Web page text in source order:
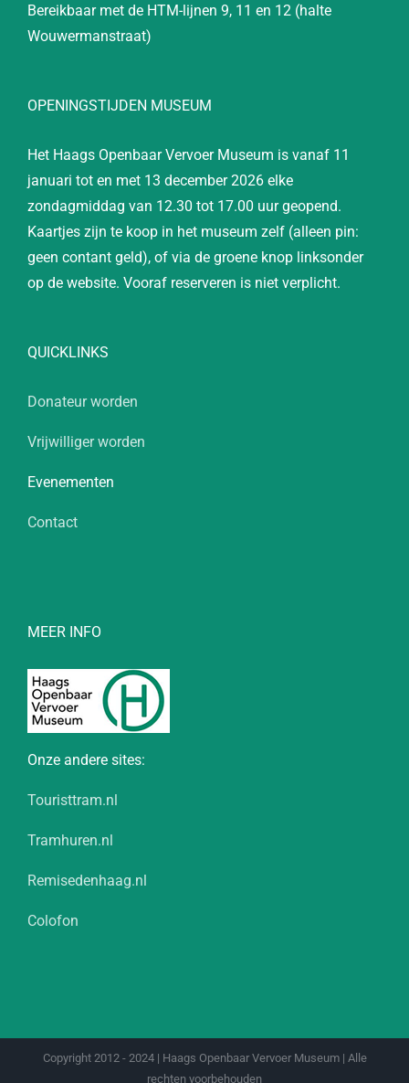
Bereikbaar met de HTM-lijnen 9, 11 en 12 (halte
Wouwermanstraat)
OPENINGSTIJDEN MUSEUM
Het Haags Openbaar Vervoer Museum is vanaf 11
januari tot en met 13 december 2026 elke
zondagmiddag van 12.30 tot 17.00 uur geopend.
Kaartjes zijn te koop in het museum zelf (alleen pin:
geen contant geld), of via de groene knop linksonder
op de website. Vooraf reserveren is niet verplicht.
QUICKLINKS
Donateur worden
Vrijwilliger worden
Evenementen
Contact
MEER INFO
Onze andere sites:
Touristtram.nl
Tramhuren.nl
Remisedenhaag.nl
Colofon
Copyright 2012 - 2024 | Haags Openbaar Vervoer Museum | Alle
rechten voorbehouden